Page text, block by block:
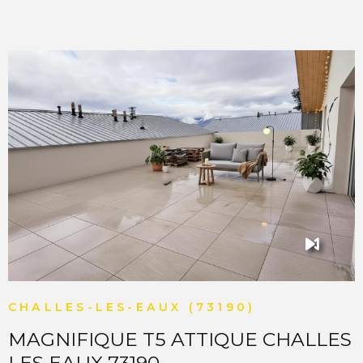
sol d’un garage avec une cave. Appartement en très
personnalisation (à remettre au goût du jour). DPE : D
Un bien rare sur le secteur, à visiter rapidement ! “Les
informations sur les risques auxquels ce bien est exposé
sont disponibles sur le site Géorisques
http://www.georisques.gouv.fr ”. MATESA IMMOBILIER,
agence immobilière Divonne les Bains, vente et achat
appartement Divonne les Bains 01220.
CHALLES-LES-EAUX (73190)
MAGNIFIQUE T5 ATTIQUE CHALLES
VOIR LE BIEN